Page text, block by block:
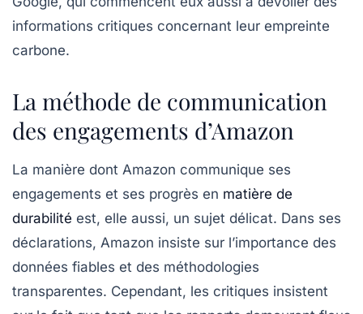
informations critiques concernant leur empreinte
carbone.
La méthode de communication
des engagements d’Amazon
La manière dont Amazon communique ses
engagements et ses progrès en matière de
durabilité est, elle aussi, un sujet délicat. Dans ses
déclarations, Amazon insiste sur l’importance des
données fiables et des méthodologies
transparentes. Cependant, les critiques insistent